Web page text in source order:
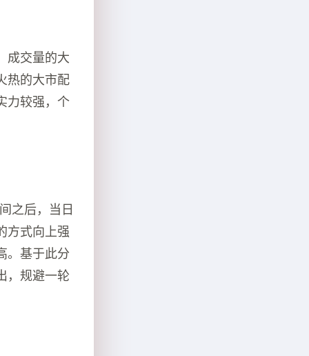
成交量的大
热的大市配
力较强，个
之后，当日
方式向上强
。基于此分
，规避一轮